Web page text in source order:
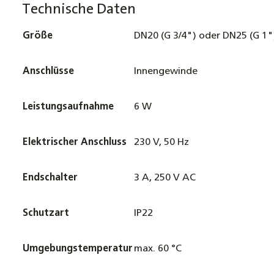
Technische Daten
Größe DN20 (G 3/4") oder DN25 (G
Anschlüsse Innengewinde
Leistungsaufnahme 6 W
Elektrischer Anschluss 230 V, 50 Hz
Endschalter 3 A, 250 V AC
Schutzart IP22
Umgebungstemperatur max. 60 °C